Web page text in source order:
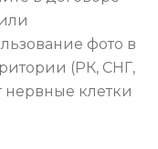
фото в
(РК, СНГ,
нервные клетки